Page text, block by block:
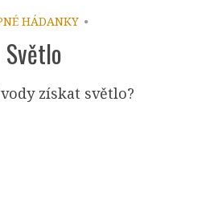
HÁDANKY
Světlo
získat světlo?